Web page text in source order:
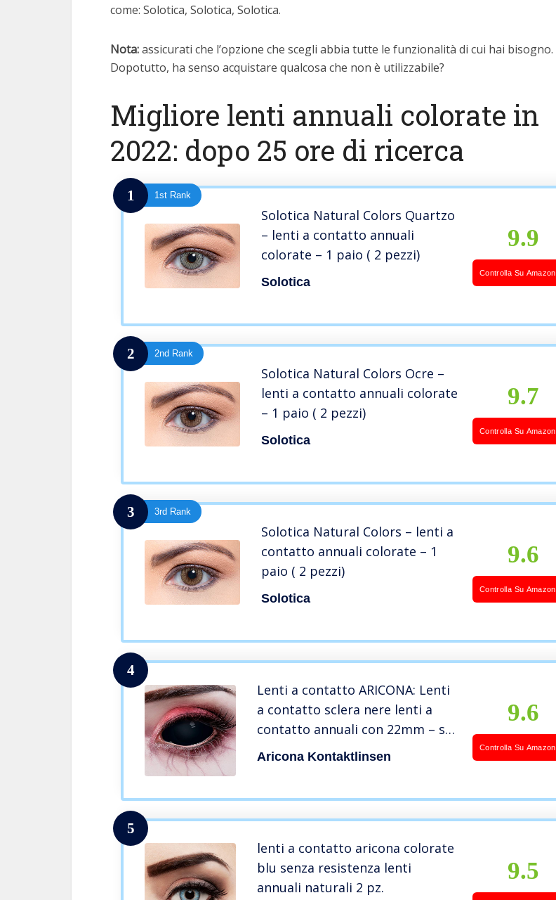
come: Solotica, Solotica, Solotica.
Nota:assicurati che l’opzione che scegli abbia tutte le funzionalità di cui hai bisogno.
Dopotutto, ha senso acquistare qualcosa che non è utilizzabile?
Migliore lenti annuali colorate in
2022: dopo 25 ore di ricerca
1 1st Rank
Solotica Natural Colors Quartzo
– lenti a contatto annuali
colorate – 1 paio ( 2 pezzi)
Solotica
9.9
Controlla Su Amazon
2 2nd Rank
Solotica Natural Colors Ocre –
lenti a contatto annuali colorate
– 1 paio ( 2 pezzi)
Solotica
9.7
Controlla Su Amazon
3 3rd Rank
Solotica Natural Colors – lenti a
contatto annuali colorate – 1
paio ( 2 pezzi)
Solotica
9.6
Controlla Su Amazon
4
Lenti a contatto ARICONA: Lenti
a contatto sclera nere lenti a
contatto annuali con 22mm – set
da 2
Aricona Kontaktlinsen
9.6
Controlla Su Amazon
5
lenti a contatto aricona colorate
blu senza resistenza lenti
annuali naturali 2 pz.
9.5